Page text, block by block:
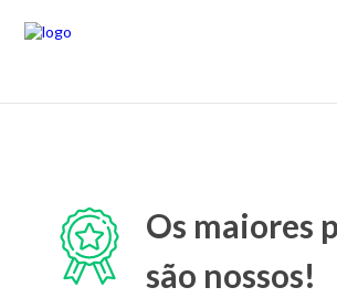
Os maiores
são nossos!